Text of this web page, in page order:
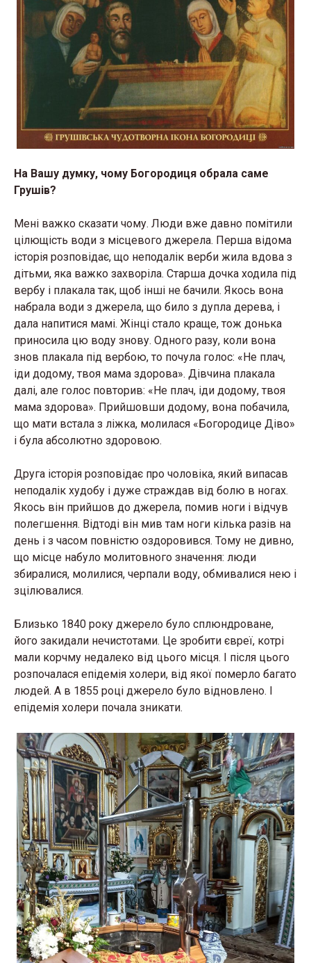
На Вашу думку, чому Богородиця обрала саме
Грушів?
Мені важко сказати чому. Люди вже давно помітили
цілющість води з місцевого джерела. Перша відома
історія розповідає, що неподалік верби жила вдова з
дітьми, яка важко захворіла. Старша дочка ходила під
вербу і плакала так, щоб інші не бачили. Якось вона
набрала води з джерела, що било з дупла дерева, і
дала напитися мамі. Жінці стало краще, тож донька
приносила цю воду знову. Одного разу, коли вона
знов плакала під вербою, то почула голос: «Не плач,
іди додому, твоя мама здорова». Дівчина плакала
далі, але голос повторив: «Не плач, іди додому, твоя
мама здорова». Прийшовши додому, вона побачила,
що мати встала з ліжка, молилася «Богородице Діво»
і була абсолютно здоровою.
Друга історія розповідає про чоловіка, який випасав
неподалік худобу і дуже страждав від болю в ногах.
Якось він прийшов до джерела, помив ноги і відчув
полегшення. Відтоді він мив там ноги кілька разів на
день і з часом повністю оздоровився. Тому не дивно,
що місце набуло молитовного значення: люди
збиралися, молилися, черпали воду, обмивалися нею і
зцілювалися.
Близько 1840 року джерело було сплюндроване,
його закидали нечистотами. Це зробити євреї, котрі
мали корчму недалеко від цього місця. І після цього
розпочалася епідемія холери, від якої померло багато
людей. А в 1855 році джерело було відновлено. І
епідемія холери почала зникати.